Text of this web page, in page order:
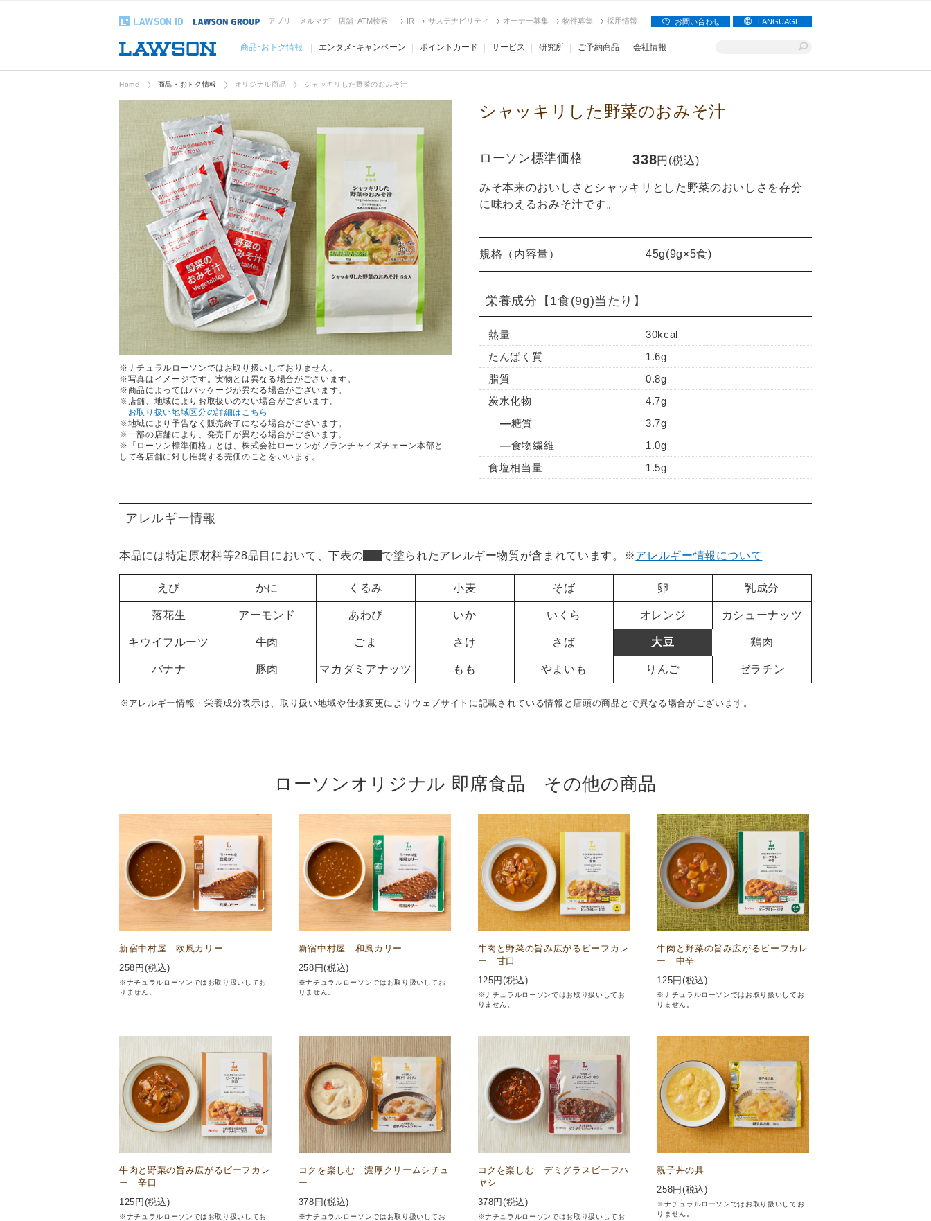
アプリ メルマガ 店舗･ATM検索 IR サステナビリティ オーナー募集 物件募集 採用情報 お問い合わせ LANGUAGE
商品･おトク情報 エンタメ･キャンペーン ポイントカード サービス 研究所 ご予約商品 会社情報
Home 商品・おトク情報 オリジナル商品 シャッキリした野菜のおみそ汁
※ナチュラルローソンではお取り扱いしておりません。
※写真はイメージです。実物とは異なる場合がございます。
※商品によってはパッケージが異なる場合がございます。
※店舗、地域によりお取扱いのない場合がございます。
お取り扱い地域区分の詳細はこちら
※地域により予告なく販売終了になる場合がございます。
※一部の店舗により、発売日が異なる場合がございます。
※「ローソン標準価格」とは、株式会社ローソンがフランチャイズチェーン本部と
して各店舗に対し推奨する売価のことをいいます。
シャッキリした野菜のおみそ汁
ローソン標準価格 338円(税込)
みそ本来のおいしさとシャッキリとした野菜のおいしさを存分
に味わえるおみそ汁です。
規格（内容量） 45g(9g×5食)
栄養成分 【1食(9g)当たり】
熱量
30kcal
たんぱく質
1.6g
脂質
0.8g
炭水化物
4.7g
糖質
3.7g
食物繊維
1.0g
食塩相当量
1.5g
アレルギー情報
本品には特定原材料等28品目において、下表の で塗られたアレルギー物質が含まれています。 ※アレルギー情報について
えび かに くるみ 小麦 そば 卵 乳成分
落花生 アーモンド あわび いか いくら オレンジ カシューナッツ
キウイフルーツ 牛肉 ごま さけ さば 大豆 鶏肉
バナナ 豚肉 マカダミアナッツ もも やまいも りんご ゼラチン
※アレルギー情報・栄養成分表示は、取り扱い地域や仕様変更によりウェブサイトに記載されている情報と店頭の商品とで異なる場合がございます。
ローソンオリジナル 即席食品 その他の商品
新宿中村屋 欧風カリー
258 円(税込)
※ナチュラルローソンではお取り扱いしてお
りません。
新宿中村屋 和風カリー
258 円(税込)
※ナチュラルローソンではお取り扱いしてお
りません。
牛肉と野菜の旨み広がるビーフカレ
ー 甘口
125円(税込)
※ナチュラルローソンではお取り扱いしてお
りません。
牛肉と野菜の旨み広がるビーフカレ
ー 中辛
125円(税込)
※ナチュラルローソンではお取り扱いしてお
りません。
牛肉と野菜の旨み広がるビーフカレ
ー 辛口
125 円(税込)
※ナチュラルローソンではお取り扱いしてお
コクを楽しむ 濃厚クリームシチュ
ー
378 円(税込)
※ナチュラルローソンではお取り扱いしてお
コクを楽しむ デミグラスビーフハ
ヤシ
378円(税込)
※ナチュラルローソンではお取り扱いしてお
親子丼の具
258円(税込)
※ナチュラルローソンではお取り扱いしてお
りません。